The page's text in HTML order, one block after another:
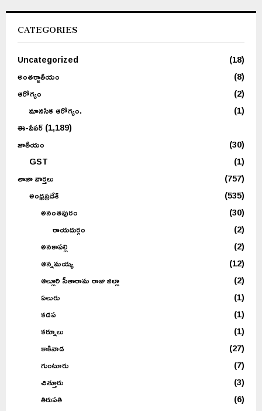
CATEGORIES
Uncategorized
(18)
అంతర్జాతీయం
(8)
ఆరోగ్యం
(2)
మానసిక ఆరోగ్యం.
(1)
ఈ-పేపర్(1,189)
జాతీయం
(30)
GST
(1)
తాజా వార్తలు
(757)
అంధ్రప్రదేశ్
(535)
అనంతపురం
(30)
రాయదుర్గం
(2)
అనకాపల్లి
(2)
ఆన్నమయ్య
(12)
ఆల్లూరి సీతారామ రాజు జిల్లా
(2)
ఏలురు
(1)
కడప
(1)
కర్నూలు
(1)
కాకినాడ
(27)
గుంటూరు
(7)
చిత్తూరు
(3)
తిరుపతి
(6)